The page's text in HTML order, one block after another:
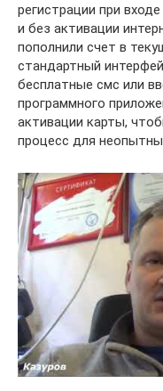
регистрации при
и без активации
пополнили счет в
стандартный
бесплатные смс или
программного
активации карты,
процесс для